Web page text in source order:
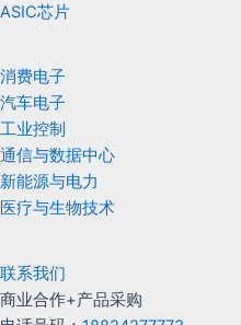
ASIC芯片
消费电子
汽车电子
工业控制
通信与数据中心
新能源与电力
医疗与生物技术
联系我们
商业合作+产品采购